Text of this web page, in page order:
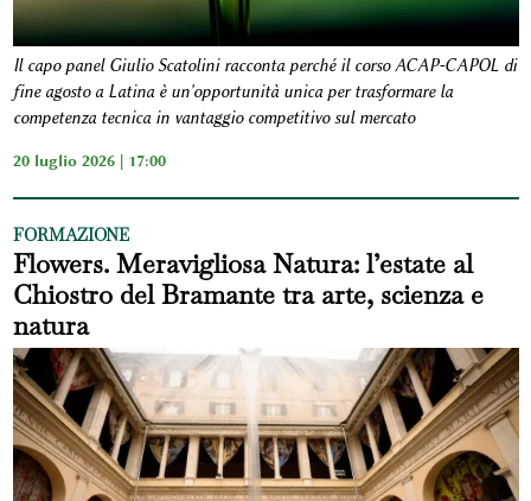
Il capo panel Giulio Scatolini racconta perché il corso ACAP-CAPOL di
fine agosto a Latina è un'opportunità unica per trasformare la
competenza tecnica in vantaggio competitivo sul mercato
20 luglio 2026 | 17:00
FORMAZIONE
Flowers. Meravigliosa Natura: l’estate al
Chiostro del Bramante tra arte, scienza e
natura